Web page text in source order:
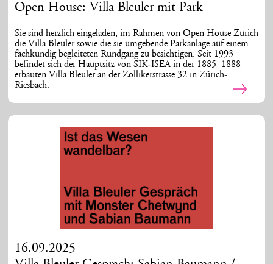
Open House: Villa Bleuler mit Park
Sie sind herzlich eingeladen, im Rahmen von Open House Zürich
die Villa Bleuler sowie die sie umgebende Parkanlage auf einem
fachkundig begleiteten Rundgang zu besichtigen. Seit 1993
befindet sich der Hauptsitz von SIK-ISEA in der 1885–1888
erbauten Villa Bleuler an der Zollikerstrasse 32 in Zürich-
Riesbach.
16.09.2025